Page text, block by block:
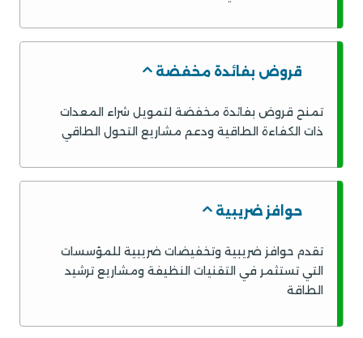
قروض بفائدة مخفضة
تمنح قروض بفائدة مخفضة لتمويل شراء المعدات
ذات الكفاءة الطاقية ودعم مشاريع التحول الطاقي
حوافز ضريبية
تقدم حوافز ضريبية وتخفيضات ضريبية للمؤسسات
التي تستثمر في التقنيات النظيفة ومشاريع ترشيد
الطاقة
close
des questions sur :
- Le Plan Solaire Tunisien (PST)